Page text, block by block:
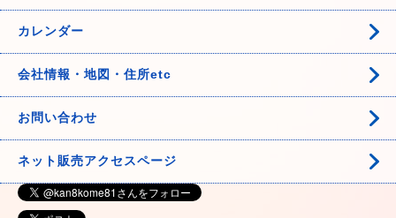
カレンダー
会社情報・地図・住所etc
お問い合わせ
ネット販売アクセスページ